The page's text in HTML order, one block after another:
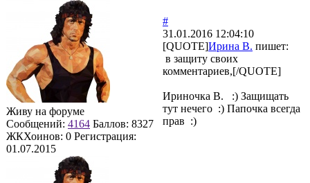
Живу на форуме
Сообщений: 4164 Баллов: 8327
ЖКХоинов: 0 Регистрация:
01.07.2015
#
31.01.2016 12:04:10
[QUOTE]Ирина В. пишет:
в защиту своих
комментариев,[/QUOTE]
Ириночка В. :) Защищать
тут нечего :) Папочка всегда
прав :)